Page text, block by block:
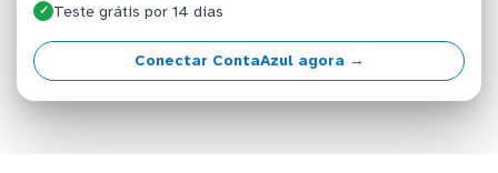
✓ Teste grátis por 14 dias
Conectar ContaAzul agora →